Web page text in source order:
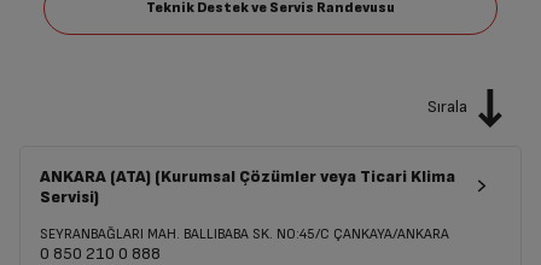
Sırala
ANKARA (ATA) (Kurumsal Çözümler veya Ticari Klima
Servisi)
SEYRANBAĞLARI MAH. BALLIBABA SK. NO:45/C ÇANKAYA/ANKARA
0 850 210 0 888